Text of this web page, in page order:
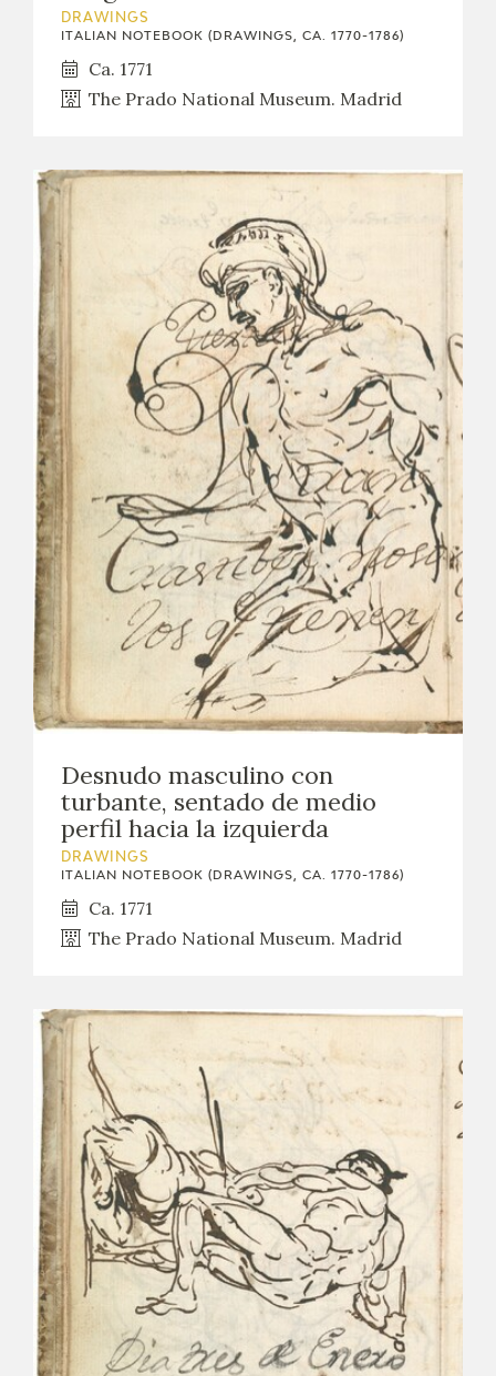
DRAWINGS
ITALIAN NOTEBOOK (DRAWINGS, CA. 1770-1786)
Ca. 1771
The Prado National Museum. Madrid
Desnudo masculino con
turbante, sentado de medio
perfil hacia la izquierda
DRAWINGS
ITALIAN NOTEBOOK (DRAWINGS, CA. 1770-1786)
Ca. 1771
The Prado National Museum. Madrid